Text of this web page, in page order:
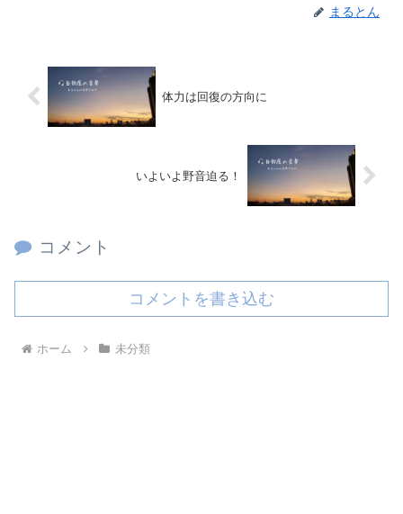
まるとん
体力は回復の方向に
いよいよ野音迫る！
コメント
コメントを書き込む
ホーム 未分類